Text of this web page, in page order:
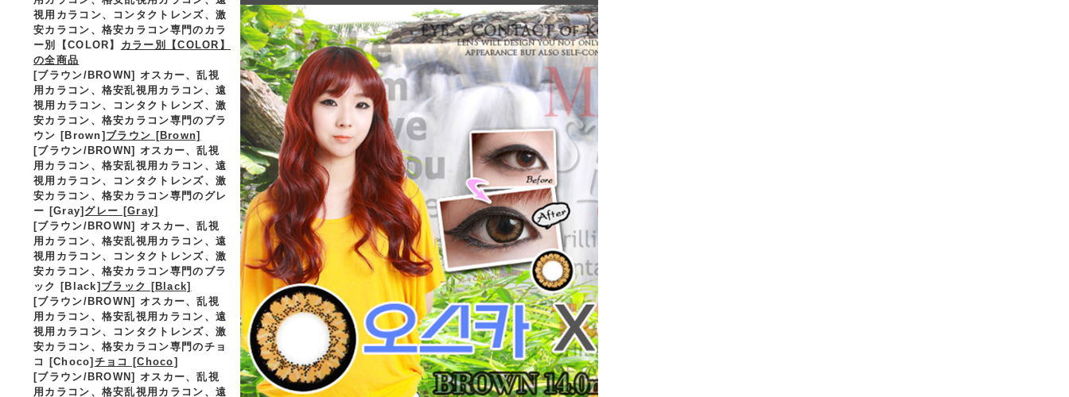
視用カラコン、コンタクトレンズ、激
安カラコン、格安カラコン専門のカラ
ー別【COLOR】 カラー別【COLOR】
の全商品
[ブラウン/BROWN] オスカー、乱視
用カラコン、格安乱視用カラコン、遠
視用カラコン、コンタクトレンズ、激
安カラコン、格安カラコン専門のブラ
ウン [Brown] ブラウン [Brown]
[ブラウン/BROWN] オスカー、乱視
用カラコン、格安乱視用カラコン、遠
視用カラコン、コンタクトレンズ、激
安カラコン、格安カラコン専門のグレ
ー [Gray] グレー [Gray]
[ブラウン/BROWN] オスカー、乱視
用カラコン、格安乱視用カラコン、遠
視用カラコン、コンタクトレンズ、激
安カラコン、格安カラコン専門のブラ
ック [Black] ブラック [Black]
[ブラウン/BROWN] オスカー、乱視
用カラコン、格安乱視用カラコン、遠
視用カラコン、コンタクトレンズ、激
安カラコン、格安カラコン専門のチョ
コ [Choco] チョコ [Choco]
[ブラウン/BROWN] オスカー、乱視
用カラコン、格安乱視用カラコン、遠